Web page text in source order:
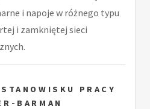
i napoje w różnego typu
i zamkniętej sieci
PRACY
BARMAN